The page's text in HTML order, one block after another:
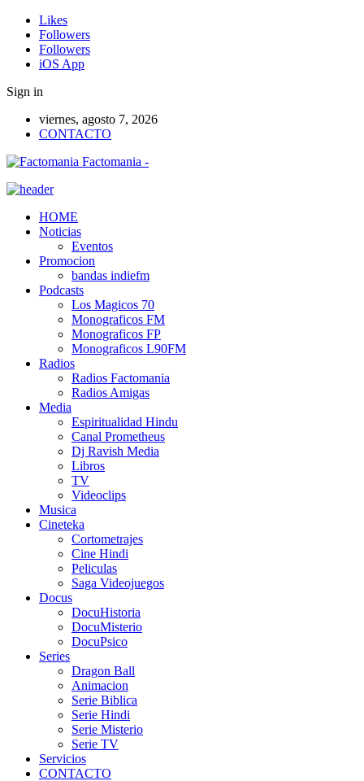
Likes
Followers
Followers
iOS App
Sign in
viernes, agosto 7, 2026
CONTACTO
Factomania -
HOME
Noticias
Eventos
Promocion
bandas indiefm
Podcasts
Los Magicos 70
Monograficos FM
Monograficos FP
Monograficos L90FM
Radios
Radios Factomania
Radios Amigas
Media
Espiritualidad Hindu
Canal Prometheus
Dj Ravish Media
Libros
TV
Videoclips
Musica
Cineteka
Cortometrajes
Cine Hindi
Peliculas
Saga Videojuegos
Docus
DocuHistoria
DocuMisterio
DocuPsico
Series
Dragon Ball
Animacion
Serie Biblica
Serie Hindi
Serie Misterio
Serie TV
Servicios
CONTACTO